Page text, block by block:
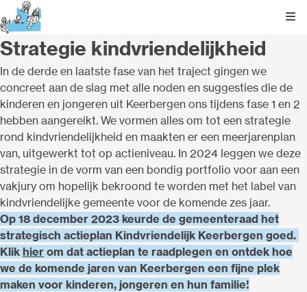
Strategie kindvriendelijkheid
In de derde en laatste fase van het traject gingen we
concreet aan de slag met alle noden en suggesties die de
kinderen en jongeren uit Keerbergen ons tijdens fase 1 en 2
hebben aangereikt. We vormen alles om tot een strategie
rond kindvriendelijkheid en maakten er een meerjarenplan
van, uitgewerkt tot op actieniveau. In 2024 leggen we deze
strategie in de vorm van een bondig portfolio voor aan een
vakjury om hopelijk bekroond te worden met het label van
kindvriendelijke gemeente voor de komende zes jaar.
Op 18 december 2023 keurde de gemeenteraad het
strategisch actieplan Kindvriendelijk Keerbergen goed.
Klik hier om dat actieplan te raadplegen en ontdek hoe
we de komende jaren van Keerbergen een fijne plek
maken voor kinderen, jongeren en hun familie!